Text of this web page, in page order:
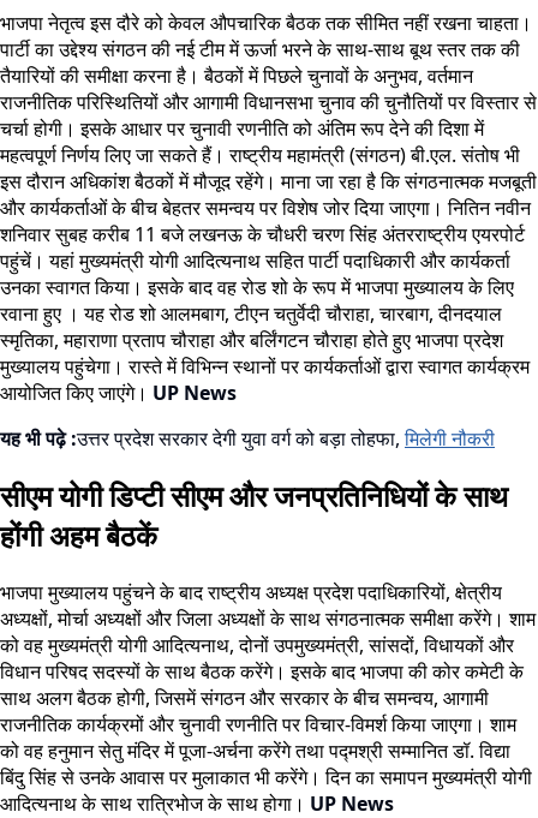
भाजपा नेतृत्व इस दौरे को केवल औपचारिक बैठक तक सीमित नहीं रखना चाहता।
पार्टी का उद्देश्य संगठन की नई टीम में ऊर्जा भरने के साथ-साथ बूथ स्तर तक की
तैयारियों की समीक्षा करना है। बैठकों में पिछले चुनावों के अनुभव, वर्तमान
राजनीतिक परिस्थितियों और आगामी विधानसभा चुनाव की चुनौतियों पर विस्तार से
चर्चा होगी। इसके आधार पर चुनावी रणनीति को अंतिम रूप देने की दिशा में
महत्वपूर्ण निर्णय लिए जा सकते हैं। राष्ट्रीय महामंत्री (संगठन) बी.एल. संतोष भी
इस दौरान अधिकांश बैठकों में मौजूद रहेंगे। माना जा रहा है कि संगठनात्मक मजबूती
और कार्यकर्ताओं के बीच बेहतर समन्वय पर विशेष जोर दिया जाएगा। नितिन नवीन
शनिवार सुबह करीब 11 बजे लखनऊ के चौधरी चरण सिंह अंतरराष्ट्रीय एयरपोर्ट
पहुंचें। यहां मुख्यमंत्री योगी आदित्यनाथ सहित पार्टी पदाधिकारी और कार्यकर्ता
उनका स्वागत किया। इसके बाद वह रोड शो के रूप में भाजपा मुख्यालय के लिए
रवाना हुए । यह रोड शो आलमबाग, टीएन चतुर्वेदी चौराहा, चारबाग, दीनदयाल
स्मृतिका, महाराणा प्रताप चौराहा और बर्लिंगटन चौराहा होते हुए भाजपा प्रदेश
मुख्यालय पहुंचेगा। रास्ते में विभिन्न स्थानों पर कार्यकर्ताओं द्वारा स्वागत कार्यक्रम
आयोजित किए जाएंगे। UP News
यह भी पढ़े :उत्तर प्रदेश सरकार देगी युवा वर्ग को बड़ा तोहफा,मिलेगी नौकरी
सीएम योगी डिप्टी सीएम और जनप्रतिनिधियों के साथ
होंगी अहम बैठकें
भाजपा मुख्यालय पहुंचने के बाद राष्ट्रीय अध्यक्ष प्रदेश पदाधिकारियों, क्षेत्रीय
अध्यक्षों, मोर्चा अध्यक्षों और जिला अध्यक्षों के साथ संगठनात्मक समीक्षा करेंगे। शाम
को वह मुख्यमंत्री योगी आदित्यनाथ, दोनों उपमुख्यमंत्री, सांसदों, विधायकों और
विधान परिषद सदस्यों के साथ बैठक करेंगे। इसके बाद भाजपा की कोर कमेटी के
साथ अलग बैठक होगी, जिसमें संगठन और सरकार के बीच समन्वय, आगामी
राजनीतिक कार्यक्रमों और चुनावी रणनीति पर विचार-विमर्श किया जाएगा। शाम
को वह हनुमान सेतु मंदिर में पूजा-अर्चना करेंगे तथा पद्मश्री सम्मानित डॉ. विद्या
बिंदु सिंह से उनके आवास पर मुलाकात भी करेंगे। दिन का समापन मुख्यमंत्री योगी
आदित्यनाथ के साथ रात्रिभोज के साथ होगा। UP News